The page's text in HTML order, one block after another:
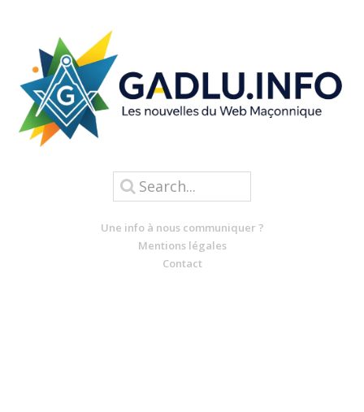
Une info à nous communiquer ?
Mentions légales
Contact